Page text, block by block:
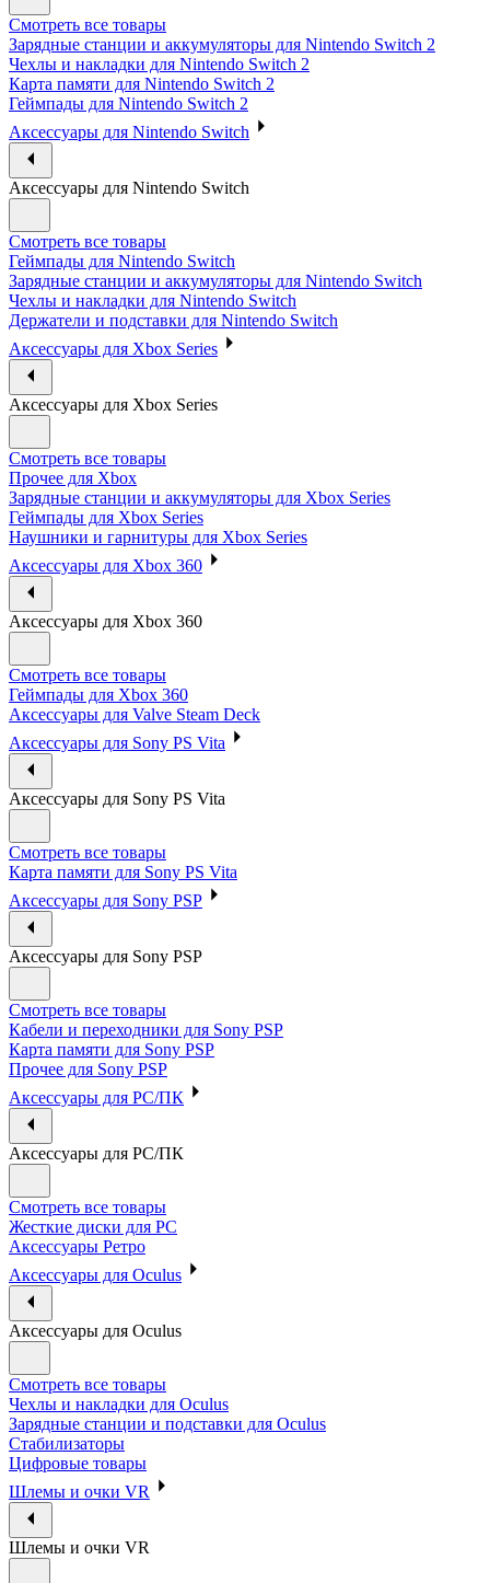
Смотреть все товары
Зарядные станции и аккумуляторы для Nintendo Switch 2
Чехлы и накладки для Nintendo Switch 2
Карта памяти для Nintendo Switch 2
Геймпады для Nintendo Switch 2
Аксессуары для Nintendo Switch
Аксессуары для Nintendo Switch
Смотреть все товары
Геймпады для Nintendo Switch
Зарядные станции и аккумуляторы для Nintendo Switch
Чехлы и накладки для Nintendo Switch
Держатели и подставки для Nintendo Switch
Аксессуары для Xbox Series
Аксессуары для Xbox Series
Смотреть все товары
Прочее для Xbox
Зарядные станции и аккумуляторы для Xbox Series
Геймпады для Xbox Series
Наушники и гарнитуры для Xbox Series
Аксессуары для Xbox 360
Аксессуары для Xbox 360
Смотреть все товары
Геймпады для Xbox 360
Аксессуары для Valve Steam Deck
Аксессуары для Sony PS Vita
Аксессуары для Sony PS Vita
Смотреть все товары
Карта памяти для Sony PS Vita
Аксессуары для Sony PSP
Аксессуары для Sony PSP
Смотреть все товары
Кабели и переходники для Sony PSP
Карта памяти для Sony PSP
Прочее для Sony PSP
Аксессуары для PC/ПК
Аксессуары для PC/ПК
Смотреть все товары
Жесткие диски для PC
Аксессуары Ретро
Аксессуары для Oculus
Аксессуары для Oculus
Смотреть все товары
Чехлы и накладки для Oculus
Зарядные станции и подставки для Oculus
Стабилизаторы
Цифровые товары
Шлемы и очки VR
Шлемы и очки VR